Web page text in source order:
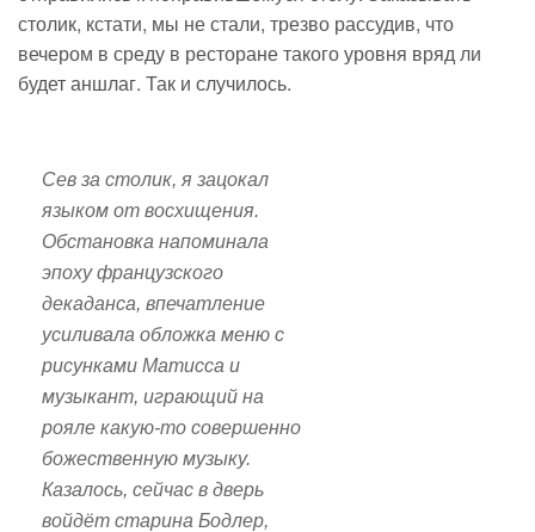
столик, кстати, мы не стали, трезво рассудив, что
вечером в среду в ресторане такого уровня вряд ли
будет аншлаг. Так и случилось.
Сев за столик, я зацокал
языком от восхищения.
Обстановка напоминала
эпоху французского
декаданса, впечатление
усиливала обложка меню с
рисунками Матисса и
музыкант, играющий на
рояле какую-то совершенно
божественную музыку.
Казалось, сейчас в дверь
войдёт старина Бодлер,